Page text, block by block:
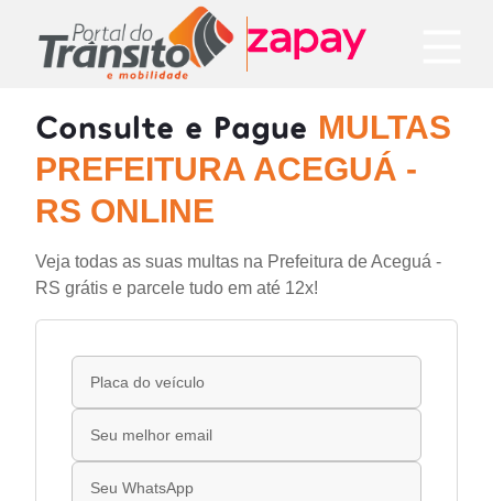
Consulte e Pague MULTAS
PREFEITURA ACEGUÁ -
RS ONLINE
Veja todas as suas multas na Prefeitura de Aceguá -
RS grátis e parcele tudo em até 12x!